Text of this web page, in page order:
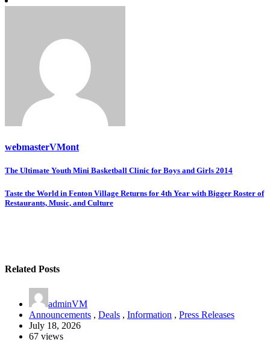
webmasterVMont
Post
navigation
The Ultimate Youth Mini Basketball Clinic for Boys and Girls 2014
Taste the World in Fenton Village Returns for 4th Year with Bigger Roster of
Restaurants, Music, and Culture
Related Posts
adminVM
Announcements , Deals , Information , Press Releases
July 18, 2026
67 views